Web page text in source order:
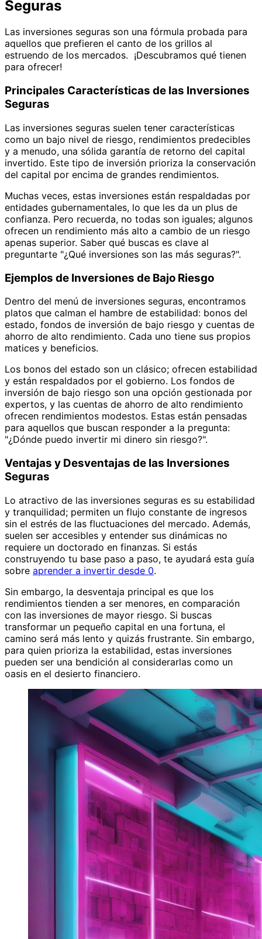
Seguras
Las inversiones seguras son una fórmula probada para
aquellos que prefieren el canto de los grillos al
estruendo de los mercados. ¡Descubramos qué tienen
para ofrecer!
Principales Características de las Inversiones
Seguras
Las inversiones seguras suelen tener características
como un bajo nivel de riesgo, rendimientos predecibles
y a menudo, una sólida garantía de retorno del capital
invertido. Este tipo de inversión prioriza la conservación
del capital por encima de grandes rendimientos.
Muchas veces, estas inversiones están respaldadas por
entidades gubernamentales, lo que les da un plus de
confianza. Pero recuerda, no todas son iguales; algunos
ofrecen un rendimiento más alto a cambio de un riesgo
apenas superior. Saber qué buscas es clave al
preguntarte "¿Qué inversiones son las más seguras?".
Ejemplos de Inversiones de Bajo Riesgo
Dentro del menú de inversiones seguras, encontramos
platos que calman el hambre de estabilidad: bonos del
estado, fondos de inversión de bajo riesgo y cuentas de
ahorro de alto rendimiento. Cada uno tiene sus propios
matices y beneficios.
Los bonos del estado son un clásico; ofrecen estabilidad
y están respaldados por el gobierno. Los fondos de
inversión de bajo riesgo son una opción gestionada por
expertos, y las cuentas de ahorro de alto rendimiento
ofrecen rendimientos modestos. Estas están pensadas
para aquellos que buscan responder a la pregunta:
"¿Dónde puedo invertir mi dinero sin riesgo?".
Ventajas y Desventajas de las Inversiones
Seguras
Lo atractivo de las inversiones seguras es su estabilidad
y tranquilidad; permiten un flujo constante de ingresos
sin el estrés de las fluctuaciones del mercado. Además,
suelen ser accesibles y entender sus dinámicas no
requiere un doctorado en finanzas. Si estás
construyendo tu base paso a paso, te ayudará esta guía
sobre aprender a invertir desde 0.
Sin embargo, la desventaja principal es que los
rendimientos tienden a ser menores, en comparación
con las inversiones de mayor riesgo. Si buscas
transformar un pequeño capital en una fortuna, el
camino será más lento y quizás frustrante. Sin embargo,
para quien prioriza la estabilidad, estas inversiones
pueden ser una bendición al considerarlas como un
oasis en el desierto financiero.